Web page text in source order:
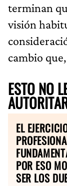
terminan
visión
cambio
ESTO NO
EL
POR ESO
SER LOS